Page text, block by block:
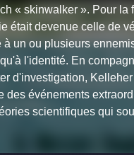
« skinwalker ». Pour la
était devenue celle de
à un ou plusieurs
l'identité. En
d'investigation,
des événements
scientifiques qui